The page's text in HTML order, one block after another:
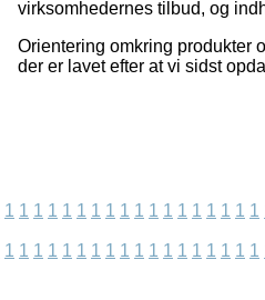
virksomhedernes tilbud, og
Orientering omkring produkter
der er lavet efter at vi sidst
1 1 1 1 1 1 1 1 1 1 1 1 1 1 1 1 1 1
1 1 1 1 1 1 1 1 1 1 1 1 1 1 1 1 1 1